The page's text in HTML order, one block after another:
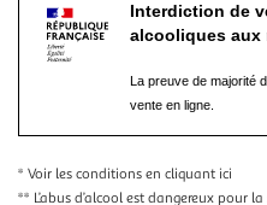
Interdiction de
alcooliques aux
La preuve de majorité
vente en ligne.
* Voir les conditions en cliquant ici
** L’abus d’alcool est dangereux pour